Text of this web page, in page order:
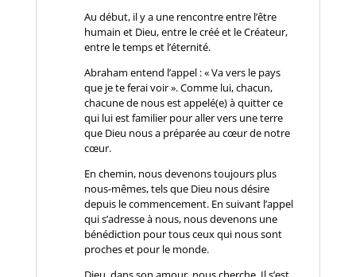
Au début, il y a une rencontre entre l’être
humain et Dieu, entre le créé et le Créateur,
entre le temps et l’éternité.
Abraham entend l’appel : « Va vers le pays
que je te ferai voir ». Comme lui, chacun,
chacune de nous est appelé(e) à quitter ce
qui lui est familier pour aller vers une terre
que Dieu nous a préparée au cœur de notre
cœur.
En chemin, nous devenons toujours plus
nous-mêmes, tels que Dieu nous désire
depuis le commencement. En suivant l’appel
qui s’adresse à nous, nous devenons une
bénédiction pour tous ceux qui nous sont
proches et pour le monde.